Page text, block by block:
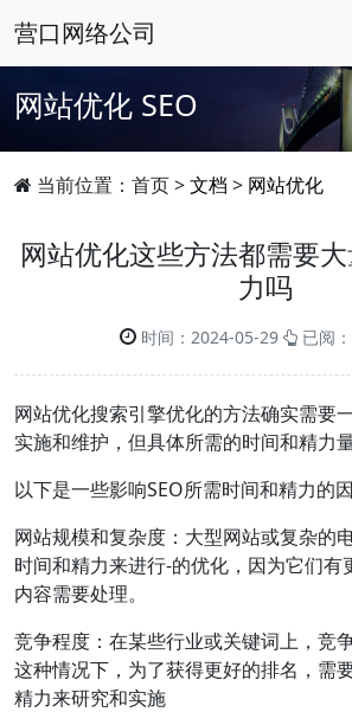
营口网络公司
网站优化 SEO
当前位置： 首页>文档 > 网站优化
网站优化这些方法都需要
力吗
时间：2024-05-29 已阅
网站优化搜索引擎优化的方法确实需要
实施和维护，但具体所需的时间和精力
以下是一些影响SEO所需时间和精力的
网站规模和复杂度：大型网站或复杂的
时间和精力来进行-的优化，因为它们有
内容需要处理。
竞争程度：在某些行业或关键词上，竞
这种情况下，为了获得更好的排名，需
精力来研究和实施